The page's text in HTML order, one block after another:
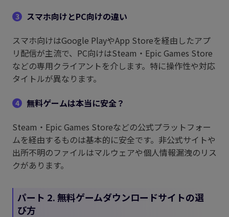
3
スマホ向けとPC向けの違い
スマホ向けはGoogle PlayやApp Storeを経由したアプ
リ配信が主流で、PC向けはSteam・Epic Games Store
などの専用クライアントを介します。特に操作性や対応
タイトルが異なります。
4
無料ゲームは本当に安全？
Steam・Epic Games Storeなどの公式プラットフォー
ムを経由するものは基本的に安全です。非公式サイトや
出所不明のファイルはマルウェアや個人情報漏洩のリス
クがあります。
パート 2. 無料ゲームダウンロードサイトの選
び方